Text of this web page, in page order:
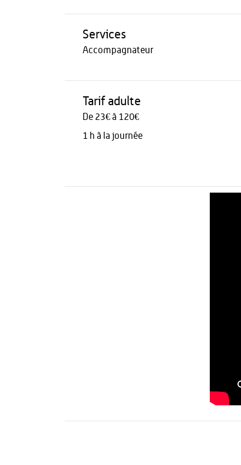
Services
Accompagnateur
Tarif adulte
De 23€ à 120€
1 h à la journée